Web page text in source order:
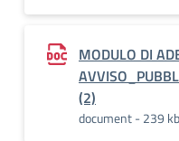
MODULO DI
(2)
document - 239 kb